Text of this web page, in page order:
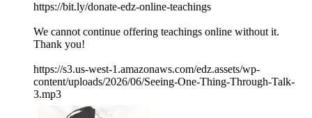
https://bit.ly/donate-edz-online-teachings
We cannot continue offering teachings online without it.
Thank you!
https://s3.us-west-1.amazonaws.com/edz.assets/wp-
content/uploads/2026/06/Seeing-One-Thing-Through-Talk-
3.mp3